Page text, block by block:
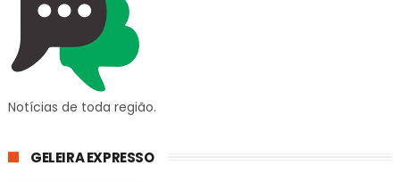
Notícias de toda região.
GELEIRA EXPRESSO